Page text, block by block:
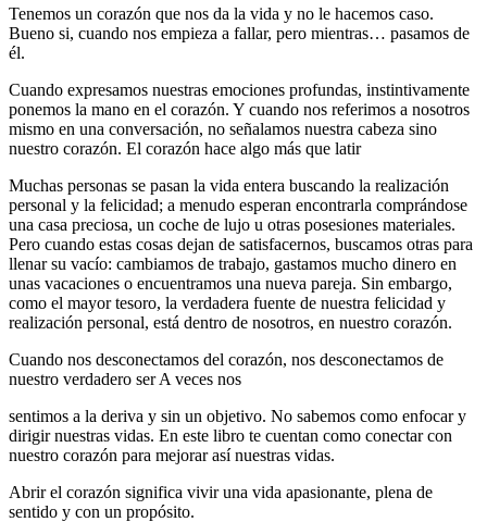
Tenemos un corazón que nos da la vida y no le hacemos caso.
Bueno si, cuando nos empieza a fallar, pero mientras… pasamos de
él.
Cuando expresamos nuestras emociones profundas, instintivamente
ponemos la mano en el corazón. Y cuando nos referimos a nosotros
mismo en una conversación, no señalamos nuestra cabeza sino
nuestro corazón. El corazón hace algo más que latir
Muchas personas se pasan la vida entera buscando la realización
personal y la felicidad; a menudo esperan encontrarla comprándose
una casa preciosa, un coche de lujo u otras posesiones materiales.
Pero cuando estas cosas dejan de satisfacernos, buscamos otras para
llenar su vacío: cambiamos de trabajo, gastamos mucho dinero en
unas vacaciones o encuentramos una nueva pareja. Sin embargo,
como el mayor tesoro, la verdadera fuente de nuestra felicidad y
realización personal, está dentro de nosotros, en nuestro corazón.
Cuando nos desconectamos del corazón, nos desconectamos de
nuestro verdadero ser A veces nos
sentimos a la deriva y sin un objetivo. No sabemos como enfocar y
dirigir nuestras vidas. En este libro te cuentan como conectar con
nuestro corazón para mejorar así nuestras vidas.
Abrir el corazón significa vivir una vida apasionante, plena de
sentido y con un propósito.